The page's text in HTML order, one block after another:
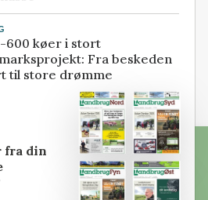
600 køer i stort
Fra beskeden
til store drømme
fra din